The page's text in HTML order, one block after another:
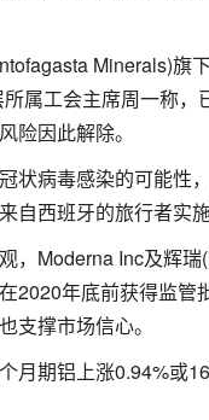
Minerals)旗
属工会主席周一称，
险因此解除。
状病毒感染的可能性
自西班牙的旅行者实施
，Moderna Inc及辉瑞
2020年底前获得监管
支撑市场信心。
月期铝上涨0.94%或